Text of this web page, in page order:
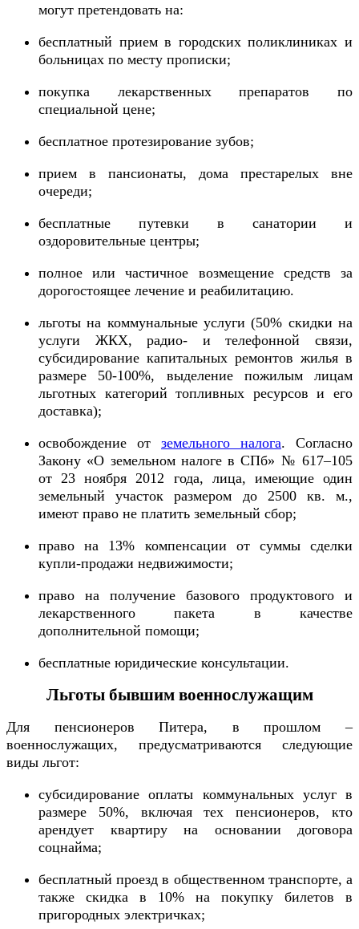
могут претендовать на:
бесплатный прием в городских поликлиниках и
больницах по месту прописки;
покупка лекарственных препаратов по
специальной цене;
бесплатное протезирование зубов;
прием в пансионаты, дома престарелых вне
очереди;
бесплатные путевки в санатории и
оздоровительные центры;
полное или частичное возмещение средств за
дорогостоящее лечение и реабилитацию.
льготы на коммунальные услуги (50% скидки на
услуги ЖКХ, радио- и телефонной связи,
субсидирование капитальных ремонтов жилья в
размере 50-100%, выделение пожилым лицам
льготных категорий топливных ресурсов и его
доставка);
освобождение от земельного налога. Согласно
Закону «О земельном налоге в СПб» № 617–105
от 23 ноября 2012 года, лица, имеющие один
земельный участок размером до 2500 кв. м.,
имеют право не платить земельный сбор;
право на 13% компенсации от суммы сделки
купли-продажи недвижимости;
право на получение базового продуктового и
лекарственного пакета в качестве
дополнительной помощи;
бесплатные юридические консультации.
Льготы бывшим военнослужащим
Для пенсионеров Питера, в прошлом –
военнослужащих, предусматриваются следующие
виды льгот:
субсидирование оплаты коммунальных услуг в
размере 50%, включая тех пенсионеров, кто
арендует квартиру на основании договора
соцнайма;
бесплатный проезд в общественном транспорте, а
также скидка в 10% на покупку билетов в
пригородных электричках;